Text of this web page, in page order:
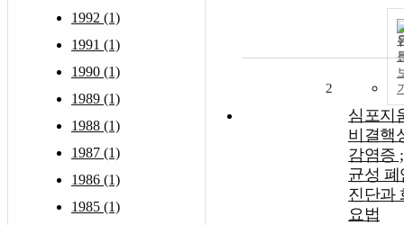
1992 (1)
1991 (1)
1990 (1)
1989 (1)
1988 (1)
1987 (1)
1986 (1)
1985 (1)
2
심포지
비결핵
감염증
균성 폐
진단과
요법